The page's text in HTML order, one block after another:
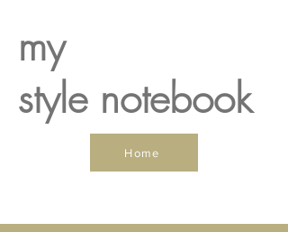
my
style notebook
Home